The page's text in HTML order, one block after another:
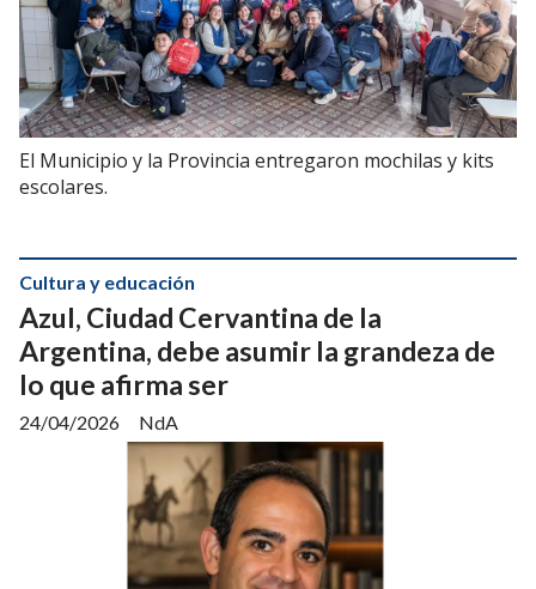
El Municipio y la Provincia entregaron mochilas y kits
escolares.
Azul, Ciudad Cervantina de la
Argentina, debe asumir la grandeza de
lo que afirma ser
NdA
Cultura y educación
24/04/2026